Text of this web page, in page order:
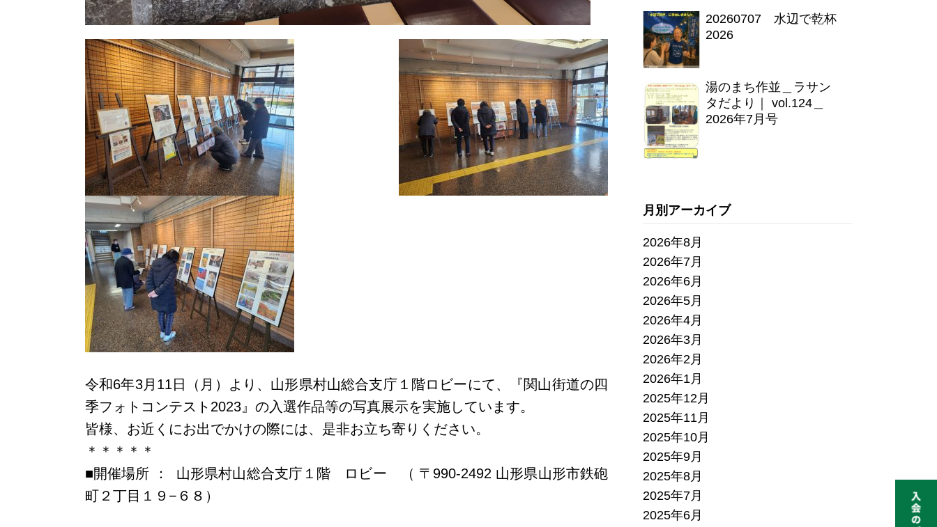
令和6年3月11日（月）より、山形県村山総合支庁１階ロビーにて、『関山街道の四
季フォトコンテスト2023』の入選作品等の写真展示を実施しています。
皆様、お近くにお出でかけの際には、是非お立ち寄りください。
＊＊＊＊＊
■開催場所 ： 山形県村山総合支庁１階 ロビー （ 〒990-2492 山形県山形市鉄砲
町２丁目１９−６８ ）
20260707 水辺で乾杯
2026
湯のまち作並＿ラサン
タだより｜ vol.124＿
2026年7月号
月別アーカイブ
2026年8月
2026年7月
2026年6月
2026年5月
2026年4月
2026年3月
2026年2月
2026年1月
2025年12月
2025年11月
2025年10月
2025年9月
2025年8月
2025年7月
2025年6月